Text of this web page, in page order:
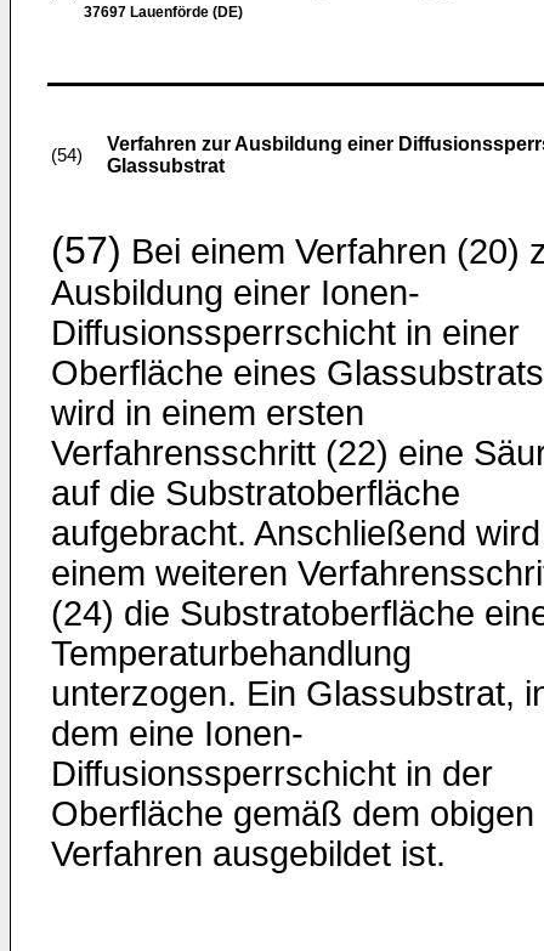
37697 Lauenförde (DE)
(54)
Verfahren zur Ausbildung einer
Glassubstrat
(57) Bei einem Verfahren (20)
Ausbildung einer Ionen-
Diffusionssperrschicht in einer
Oberfläche eines Glassubstrats
wird in einem ersten
Verfahrensschritt (22) eine
auf die Substratoberfläche
aufgebracht. Anschließend
einem weiteren
(24) die Substratoberfläche
Temperaturbehandlung
unterzogen. Ein Glassubstrat,
dem eine Ionen-
Diffusionssperrschicht in der
Oberfläche gemäß dem obigen
Verfahren ausgebildet ist.